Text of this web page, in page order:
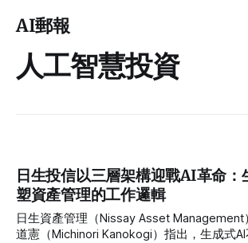
AI郵報
人工智慧投資
日生投信以三層架構迎戰AI革命
塑資產管理的工作邏輯
日生資產管理（Nissay Asset
道憲（Michinori Kanokogi）指出，生成式